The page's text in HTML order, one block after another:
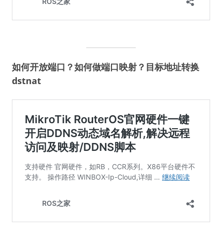
如何开放端口？如何做端口映射？目标地址转换
dstnat